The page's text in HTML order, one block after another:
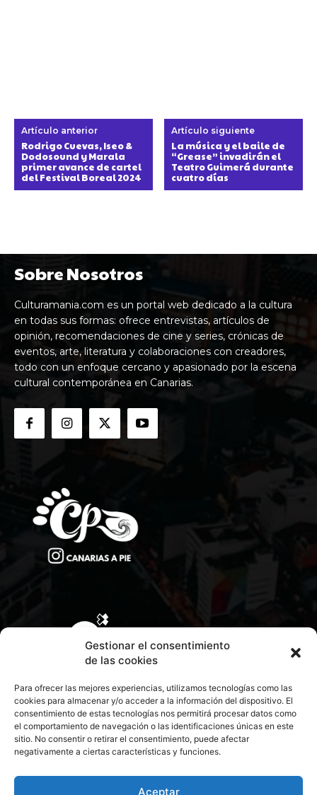
Gestionar el consentimiento
de las cookies
Para ofrecer las mejores experiencias, utilizamos tecnologías como las
cookies para almacenar y/o acceder a la información del dispositivo. El
consentimiento de estas tecnologías nos permitirá procesar datos como
el comportamiento de navegación o las identificaciones únicas en este
sitio. No consentir o retirar el consentimiento, puede afectar
negativamente a ciertas características y funciones.
Aceptar
Artículo anterior
Rodrigo Cuevas, Iseo &
Dodosound y Marala
primer avance de cartel
del Festival Boreal 2024
Artículo siguiente
La música y el baile de
“Grease” invadirán el
Teatro Guimerá durante
cuatro días
Sobre Nosotros
Culturamania.com es un portal web dedicado a la cultura
en todas sus formas: ofrece entrevistas, artículos de
opinión, recomendaciones de cine y series, crónicas de
eventos, arte, literatura y colaboraciones con creadores,
todo con un enfoque cercano y apasionado por la escena
cultural contemporánea en Canarias.
CONTACTA CON NOSOTROS